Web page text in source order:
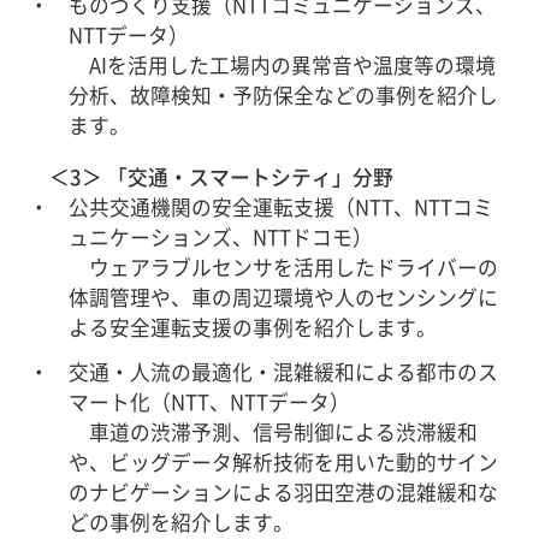
NTTデータ）
AIを活用した工場内の異常音や温度等の環境
分析、故障検知・予防保全などの事例を紹介し
ます。
＜3＞ 「交通・スマートシティ」分野
公共交通機関の安全運転支援（NTT、NTTコミ
ュニケーションズ、NTTドコモ）
ウェアラブルセンサを活用したドライバーの
体調管理や、車の周辺環境や人のセンシングに
よる安全運転支援の事例を紹介します。
交通・人流の最適化・混雑緩和による都市のス
マート化（NTT、NTTデータ）
車道の渋滞予測、信号制御による渋滞緩和
や、ビッグデータ解析技術を用いた動的サイン
のナビゲーションによる羽田空港の混雑緩和な
どの事例を紹介します。